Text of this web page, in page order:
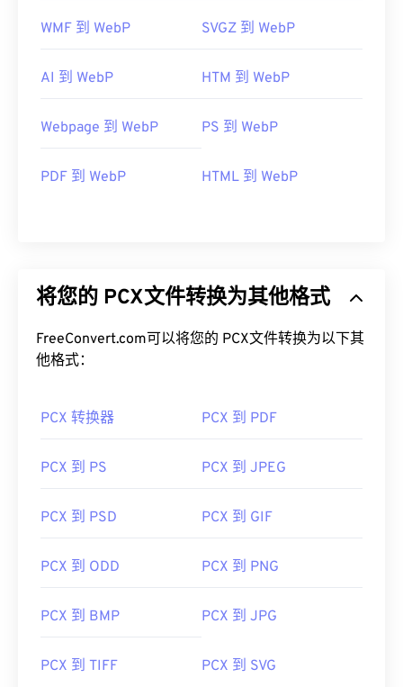
WMF 到 WebP SVGZ 到 WebP
AI 到 WebP HTM 到 WebP
Webpage 到 WebP PS 到 WebP
PDF 到 WebP HTML 到 WebP
将您的 PCX文件转换为其他格式
FreeConvert.com可以将您的 PCX文件转换为以下其
他格式：
PCX 转换器 PCX 到 PDF
PCX 到 PS PCX 到 JPEG
PCX 到 PSD PCX 到 GIF
PCX 到 ODD PCX 到 PNG
PCX 到 BMP PCX 到 JPG
PCX 到 TIFF PCX 到 SVG